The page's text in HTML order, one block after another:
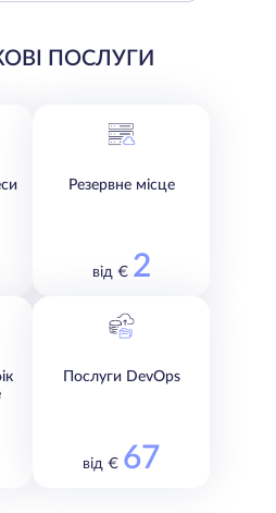
ПОСЛУГИ
Резервне місце
від € 2
Послуги DevOps
від € 67